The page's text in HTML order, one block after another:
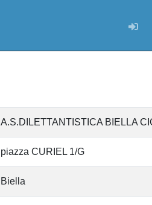
A.S.DILETTANTISTICA BIELLA
piazza CURIEL 1/G
Biella